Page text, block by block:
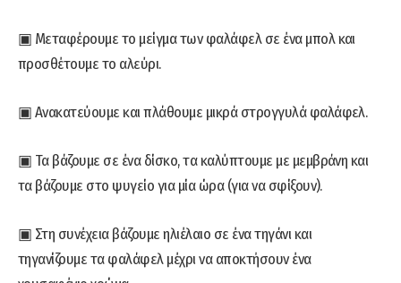
▣ Μεταφέρουμε το μείγμα των φαλάφελ σε ένα μπολ και
προσθέτουμε το αλεύρι.
▣ Ανακατεύουμε και πλάθουμε μικρά στρογγυλά φαλάφελ.
▣ Τα βάζουμε σε ένα δίσκο, τα καλύπτουμε με μεμβράνη και
τα βάζουμε στο ψυγείο για μία ώρα (για να σφίξουν).
▣ Στη συνέχεια βάζουμε ηλιέλαιο σε ένα τηγάνι και
τηγανίζουμε τα φαλάφελ μέχρι να αποκτήσουν ένα